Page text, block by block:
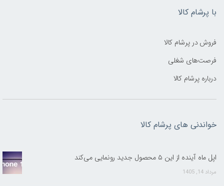
با پرشام کالا
فروش در پرشام کالا
فرصت‌های شغلی
درباره پرشام کالا
خواندنی های پرشام کالا
اپل ماه آینده از این ۵ محصول جدید رونمایی می‌کند
مرداد 14, 1405